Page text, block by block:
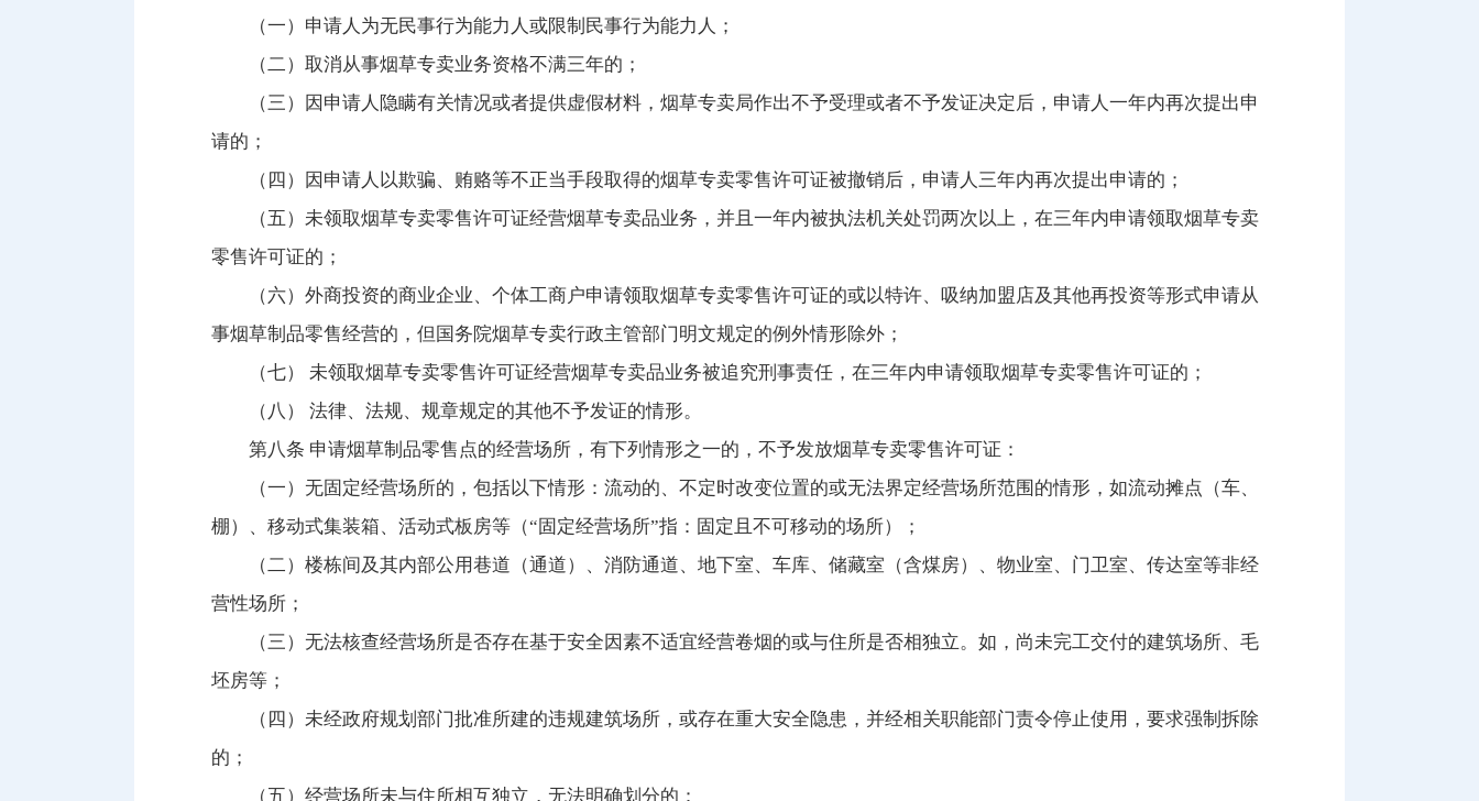
（一）申请人为无民事行为能力人或限制民事行为能力人；
（二）取消从事烟草专卖业务资格不满三年的；
（三）因申请人隐瞒有关情况或者提供虚假材料，烟草专卖局作出不予受理或者不予发证决定后，申请人一年内再次提出申
请的；
（四）因申请人以欺骗、贿赂等不正当手段取得的烟草专卖零售许可证被撤销后，申请人三年内再次提出申请的；
（五）未领取烟草专卖零售许可证经营烟草专卖品业务，并且一年内被执法机关处罚两次以上，在三年内申请领取烟草专卖
零售许可证的；
（六）外商投资的商业企业、个体工商户申请领取烟草专卖零售许可证的或以特许、吸纳加盟店及其他再投资等形式申请从
事烟草制品零售经营的，但国务院烟草专卖行政主管部门明文规定的例外情形除外；
（七） 未领取烟草专卖零售许可证经营烟草专卖品业务被追究刑事责任，在三年内申请领取烟草专卖零售许可证的；
（八） 法律、法规、规章规定的其他不予发证的情形。
第八条 申请烟草制品零售点的经营场所，有下列情形之一的，不予发放烟草专卖零售许可证：
（一）无固定经营场所的，包括以下情形：流动的、不定时改变位置的或无法界定经营场所范围的情形，如流动摊点（车、
棚）、移动式集装箱、活动式板房等（“固定经营场所”指：固定且不可移动的场所）；
（二）楼栋间及其内部公用巷道（通道）、消防通道、地下室、车库、储藏室（含煤房）、物业室、门卫室、传达室等非经
营性场所；
（三）无法核查经营场所是否存在基于安全因素不适宜经营卷烟的或与住所是否相独立。如，尚未完工交付的建筑场所、毛
坯房等；
（四）未经政府规划部门批准所建的违规建筑场所，或存在重大安全隐患，并经相关职能部门责令停止使用，要求强制拆除
的；
（五）经营场所未与住所相互独立，无法明确划分的：